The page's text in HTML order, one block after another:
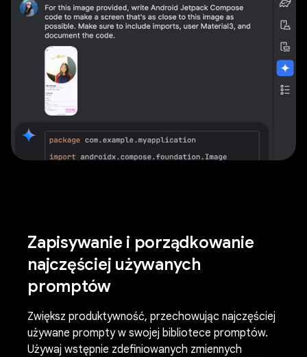
Zapisywanie i porządkowanie
najczęściej używanych
promptów
Zwiększ produktywność, przechowując najczęściej
używane prompty w swojej bibliotece promptów.
Używaj wstępnie zdefiniowanych zmiennych